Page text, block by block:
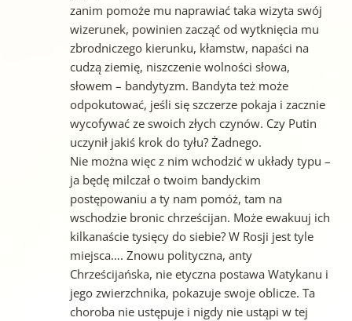
zanim pomoże mu naprawiać taka wizyta swój
wizerunek, powinien zacząć od wytknięcia mu
zbrodniczego kierunku, kłamstw, napaści na
cudzą ziemię, niszczenie wolności słowa,
słowem – bandytyzm. Bandyta też może
odpokutować, jeśli się szczerze pokaja i zacznie
wycofywać ze swoich złych czynów. Czy Putin
uczynił jakiś krok do tyłu? Żadnego.
Nie można więc z nim wchodzić w układy typu –
ja będę milczał o twoim bandyckim
postępowaniu a ty nam pomóż, tam na
wschodzie bronic chrześcijan. Może ewakuuj ich
kilkanaście tysięcy do siebie? W Rosji jest tyle
miejsca…. Znowu polityczna, anty
Chrześcijańska, nie etyczna postawa Watykanu i
jego zwierzchnika, pokazuje swoje oblicze. Ta
choroba nie ustępuje i nigdy nie ustąpi w tej